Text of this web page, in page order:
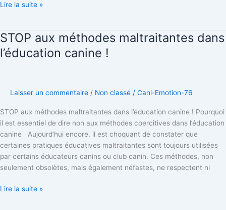
Lire la suite »
STOP aux méthodes maltraitantes dans
l’éducation canine !
Laisser un commentaire / Non classé / Cani-Emotion-76
STOP aux méthodes maltraitantes dans l’éducation canine ! Pourquoi
il est essentiel de dire non aux méthodes coercitives dans l’éducation
canine Aujourd’hui encore, il est choquant de constater que
certaines pratiques éducatives maltraitantes sont toujours utilisées
par certains éducateurs canins ou club canin. Ces méthodes, non
seulement obsolètes, mais également néfastes, ne respectent ni
STOP
aux
méthodes
l’éducation
!
Lire la suite »